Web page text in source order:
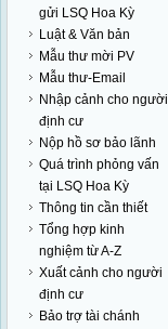
gửi LSQ Hoa Kỳ
Luật & Văn bản
Mẫu thư mời PV
Mẫu thư-Email
Nhập cảnh cho người
định cư
Nộp hồ sơ bảo lãnh
Quá trình phỏng vấn
tại LSQ Hoa Kỳ
Thông tin cần thiết
Tổng hợp kinh
nghiệm từ A-Z
Xuất cảnh cho người
định cư
Bảo trợ tài chánh